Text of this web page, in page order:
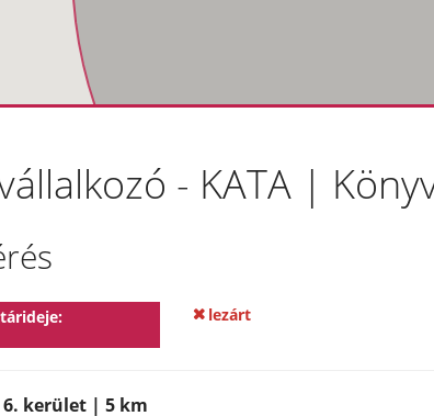
- KATA |
lezárt
6. kerület | 5 km